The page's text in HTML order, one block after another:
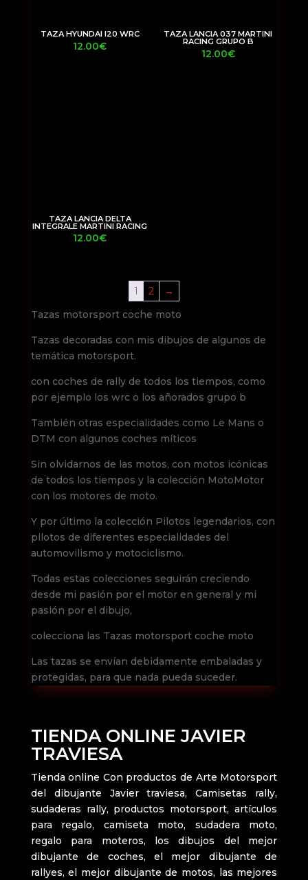
TAZA HYUNDAI I20 WRC
12.00€
TAZA LANCIA 037 MARTINI
RACING GRUPO B
12.00€
TAZA LANCIA DELTA
INTEGRALE MARTINI RACING
12.00€
1 2
→
Tazas motorsport coche moto
Tazas decoradas con mis dibujos de algunos de
temática motorsport.
con coches de rally de todos los tiempos, como
por ejemplo los wrc o los añorados grupo b
También otras especialidades como Le Mans o
DTM con algunos coches míticos
Sin olvidarnos de las motos, con motos icónicas
de todos los tiempos y la colección MotoMotor
con los motores de moto.
Y por último la colección Pilotos legendarios, con
pilotos de diferentes especialidades del
automovilismo y motociclismo.
Todas estas colecciones seguirán creciendo
desde mi pasión por el motor en general y mi
pasión por el dibujo,
colecciona las Tazas motorsport coche moto
Las tazas se envían debidamente embaladas y
protegidas, para que nada pueda suceder.
TIENDA ONLINE JAVIER
TRAVIESA
Tienda online Con productos de Arte Motorsport
del dibujante Javier traviesa, Camisetas rally,
sudaderas rally, productos motorsport, artículos
para regalo, camiseta moto, sudadera moto,
regalo para moteros, los dibujos del mejor
dibujante de coches, el mejor dibujante de
rallyes, el mejor dibujante de motos, las mejores